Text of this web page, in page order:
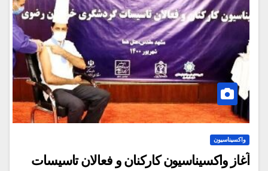
واکسیناسیون
آغاز واکسیناسیون کارکنان و فعالان تاسیسات